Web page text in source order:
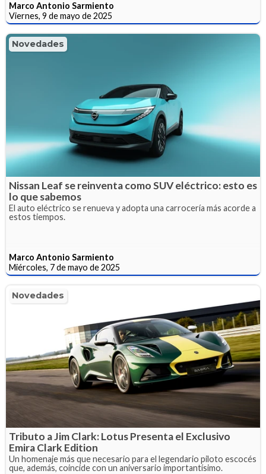
Marco Antonio Sarmiento
Viernes, 9 de mayo de 2025
Novedades
Nissan Leaf se reinventa como SUV eléctrico: esto es
lo que sabemos
El auto eléctrico se renueva y adopta una carrocería más acorde a
estos tiempos.
Marco Antonio Sarmiento
Miércoles, 7 de mayo de 2025
Novedades
Tributo a Jim Clark: Lotus Presenta el Exclusivo
Emira Clark Edition
Un homenaje más que necesario para el legendario piloto escocés
que, además, coincide con un aniversario importantísimo.